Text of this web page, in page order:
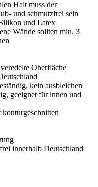
Halt muss der
und schmutzfrei sein
und Latex
Wände sollten min. 3
Oberfläche
kein ausbleichen
geeignet für innen und
konturgeschnitten
innerhalb Deutschland